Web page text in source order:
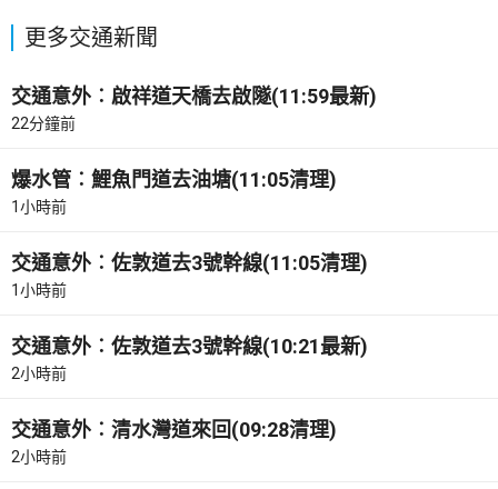
更多交通新聞
交通意外︰啟祥道天橋去啟隧(11:59最新)
22分鐘前
爆水管︰鯉魚門道去油塘(11:05清理)
1小時前
交通意外︰佐敦道去3號幹線(11:05清理)
1小時前
交通意外︰佐敦道去3號幹線(10:21最新)
2小時前
交通意外︰清水灣道來回(09:28清理)
2小時前